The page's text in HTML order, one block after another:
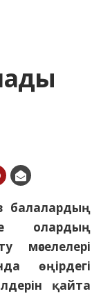
балалардың
олардың
мәселелері
өңірдегі
қайта